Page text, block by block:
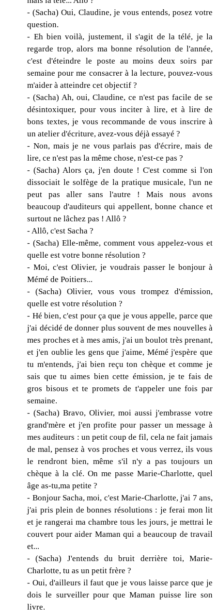
- (Sacha) Oui, Claudine, je vous entends, posez votre
question.
- Eh bien voilà, justement, il s'agit de la télé, je la
regarde trop, alors ma bonne résolution de l'année,
c'est d'éteindre le poste au moins deux soirs par
semaine pour me consacrer à la lecture, pouvez-vous
m'aider à atteindre cet objectif ?
- (Sacha) Ah, oui, Claudine, ce n'est pas facile de se
désintoxiquer, pour vous inciter à lire, et à lire de
bons textes, je vous recommande de vous inscrire à
un atelier d'écriture, avez-vous déjà essayé ?
- Non, mais je ne vous parlais pas d'écrire, mais de
lire, ce n'est pas la même chose, n'est-ce pas ?
- (Sacha) Alors ça, j'en doute ! C'est comme si l'on
dissociait le solfège de la pratique musicale, l'un ne
peut pas aller sans l'autre ! Mais nous avons
beaucoup d'auditeurs qui appellent, bonne chance et
surtout ne lâchez pas ! Allô ?
- Allô, c'est Sacha ?
- (Sacha) Elle-même, comment vous appelez-vous et
quelle est votre bonne résolution ?
- Moi, c'est Olivier, je voudrais passer le bonjour à
Mémé de Poitiers...
- (Sacha) Olivier, vous vous trompez d'émission,
quelle est votre résolution ?
- Hé bien, c'est pour ça que je vous appelle, parce que
j'ai décidé de donner plus souvent de mes nouvelles à
mes proches et à mes amis, j'ai un boulot très prenant,
et j'en oublie les gens que j'aime, Mémé j'espère que
tu m'entends, j'ai bien reçu ton chèque et comme je
sais que tu aimes bien cette émission, je te fais de
gros bisous et te promets de t'appeler une fois par
semaine.
- (Sacha) Bravo, Olivier, moi aussi j'embrasse votre
grand'mère et j'en profite pour passer un message à
mes auditeurs : un petit coup de fil, cela ne fait jamais
de mal, pensez à vos proches et vous verrez, ils vous
le rendront bien, même s'il n'y a pas toujours un
chèque à la clé. On me passe Marie-Charlotte, quel
âge as-tu,ma petite ?
- Bonjour Sacha, moi, c'est Marie-Charlotte, j'ai 7 ans,
j'ai pris plein de bonnes résolutions : je ferai mon lit
et je rangerai ma chambre tous les jours, je mettrai le
couvert pour aider Maman qui a beaucoup de travail
et...
- (Sacha) J'entends du bruit derrière toi, Marie-
Charlotte, tu as un petit frère ?
- Oui, d'ailleurs il faut que je vous laisse parce que je
dois le surveiller pour que Maman puisse lire son
livre.